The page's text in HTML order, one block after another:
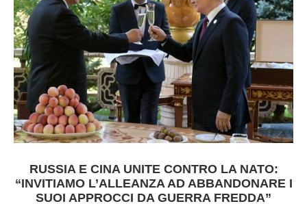
RUSSIA E CINA UNITE CONTRO LA NATO:
“INVITIAMO L’ALLEANZA AD ABBANDONARE I
SUOI APPROCCI DA GUERRA FREDDA”